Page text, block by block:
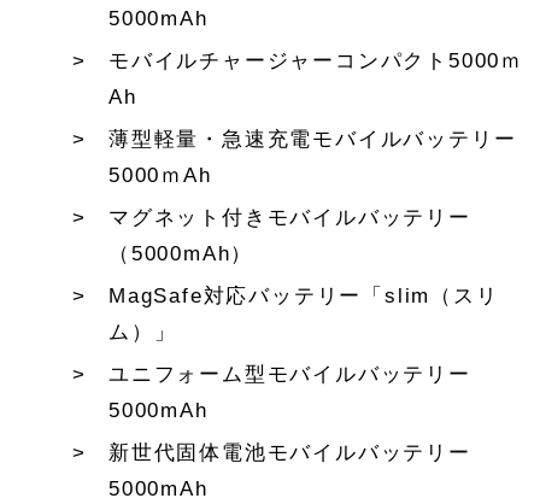
5000mAh
モバイルチャージャーコンパクト5000ｍ
Ah
薄型軽量・急速充電モバイルバッテリー
5000ｍAh
マグネット付きモバイルバッテリー
（5000mAh）
MagSafe対応バッテリー「slim（スリ
ム）」
ユニフォーム型モバイルバッテリー
5000mAh
新世代固体電池モバイルバッテリー
5000mAh